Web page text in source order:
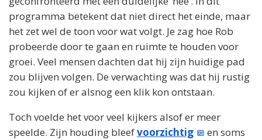
programma betekent dat niet direct het einde, maar
het zet wel de toon voor wat volgt. Je zag hoe Rob
probeerde door te gaan en ruimte te houden voor
groei. Veel mensen dachten dat hij zijn huidige pad
zou blijven volgen. De verwachting was dat hij rustig
zou kijken of er alsnog een klik kon ontstaan.
Toch voelde het voor veel kijkers alsof er meer
speelde. Zijn houding bleefvoorzichtig
en soms